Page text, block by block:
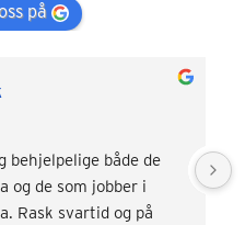
på
behjelpelige både de
og de som jobber i
Rask svartid og på